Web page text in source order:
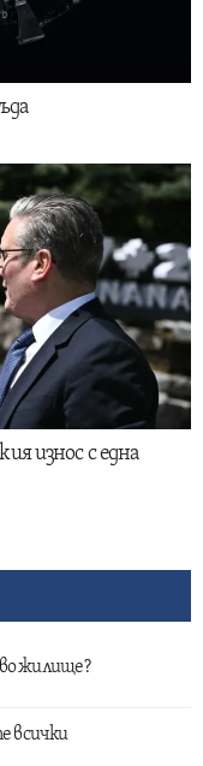
износ с една
жилище?
всички